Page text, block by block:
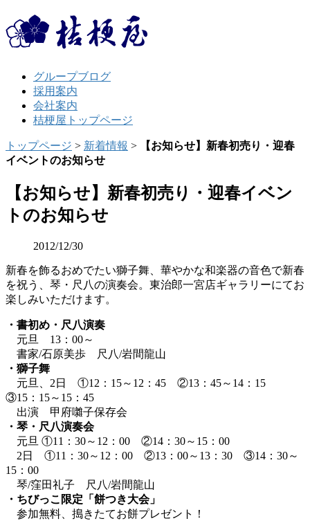
グループブログ
採用案内
会社案内
桔梗屋トップページ
トップページ > 新着情報 >
【お知らせ】新春初売り・迎春
イベントのお知らせ
【お知らせ】新春初売り・迎春イベン
トのお知らせ
2012/12/30
新春を飾るおめでたい獅子舞、華やかな和楽器の音色で新春
を祝う、琴・尺八の演奏会。東治郎一宮店ギャラリーにてお
楽しみいただけます。
・書初め・尺八演奏
元旦 13：00～
書家/石原美歩 尺八/岩間龍山
・獅子舞
元旦、2日 ①12：15～12：45 ②13：45～14：15
③15：15～15：45
出演 甲府囃子保存会
・琴・尺八演奏会
元旦 ①11：30～12：00 ②14：30～15：00
2日 ①11：30～12：00 ②13：00～13：30 ③14：30～
15：00
琴/窪田礼子 尺八/岩間龍山
・ちびっこ限定「餅つき大会」
参加無料、搗きたてお餅プレゼント！